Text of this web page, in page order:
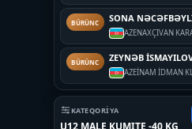
BÜRÜNC SONA
AZENAXÇIVAN
BÜRÜNC ZEYNƏB
AZEİNAM İDMAN
KATEQORIYA
U12 MALE KUMITE -40 KG